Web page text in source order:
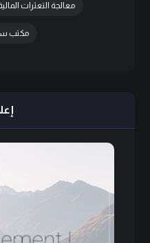
معالجة التعثرات
مكتب